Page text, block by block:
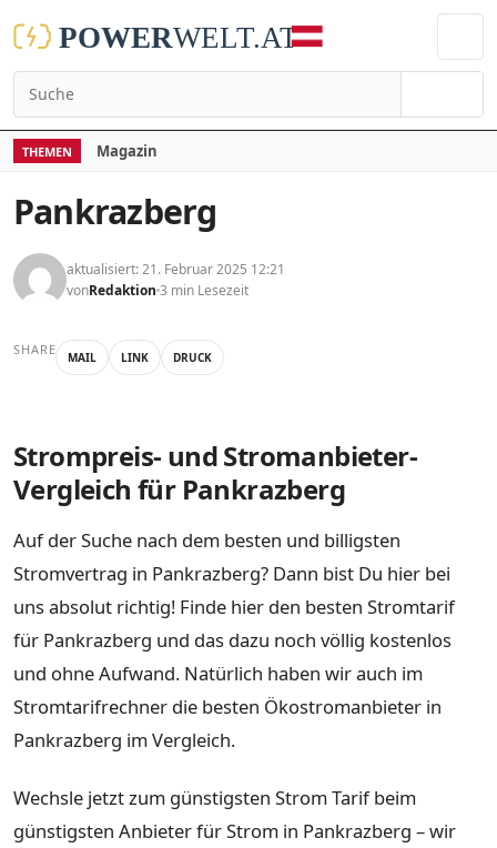
THEMEN Magazin
Pankrazberg
aktualisiert: 21. Februar 2025 12:21
vonRedaktion 3 min Lesezeit
SHARE MAIL LINK DRUCK
Strompreis- und Stromanbieter-
Vergleich für Pankrazberg
Auf der Suche nach dem besten und billigsten
Stromvertrag in Pankrazberg? Dann bist Du hier bei
uns absolut richtig! Finde hier den besten Stromtarif
für Pankrazberg und das dazu noch völlig kostenlos
und ohne Aufwand. Natürlich haben wir auch im
Stromtarifrechner die besten Ökostromanbieter in
Pankrazberg im Vergleich.
Wechsle jetzt zum günstigsten Strom Tarif beim
günstigsten Anbieter für Strom in Pankrazberg – wir